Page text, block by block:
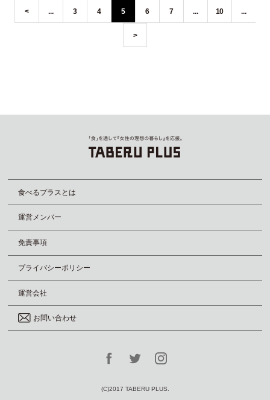
< ... 3 4 5 6 7 ... 10 ...
>
食べるプラスとは
運営メンバー
免責事項
プライバシーポリシー
運営会社
お問い合わせ
(C)2017 TABERU PLUS.